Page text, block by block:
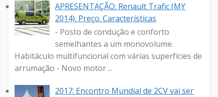
APRESENTAÇÃO: Renault Trafic (MY
2014). Preço. Características
- Posto de condução e conforto
semelhantes a um monovolume.
Habitáculo multifuncional com várias superfícies de
arrumação - Novo motor ...
2017: Encontro Mundial de 2CV vai ser